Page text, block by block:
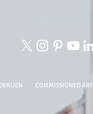
COMMISSIONED ART